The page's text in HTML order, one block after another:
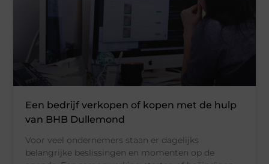
Een bedrijf verkopen of kopen met de hulp
van BHB Dullemond
Voor veel ondernemers staan er dagelijks
belangrijke beslissingen en momenten op de